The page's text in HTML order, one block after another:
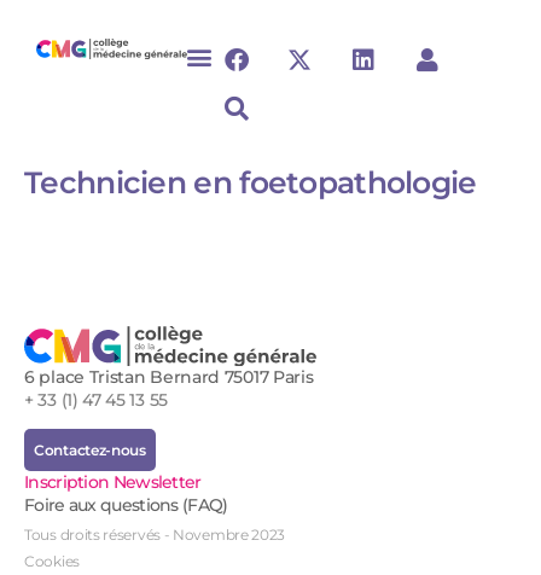
Technicien en foetopathologie
6 place Tristan Bernard 75017 Paris
+ 33 (1) 47 45 13 55
Contactez-nous
Inscription Newsletter
Foire aux questions (FAQ)
Tous droits réservés - Novembre 2023
Cookies